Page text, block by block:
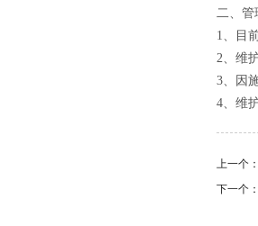
二、
1、目
2、维
3、因
4、维
上一个
下一个